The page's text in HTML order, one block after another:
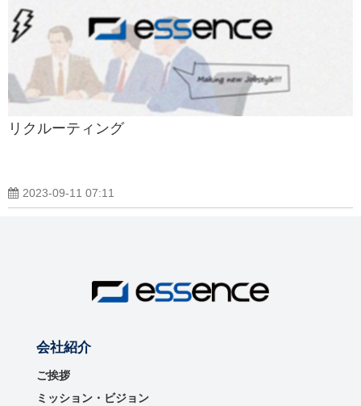
リクルーティング
2023-09-11 07:11
会社紹介
ご挨拶
ミッション・ビジョン